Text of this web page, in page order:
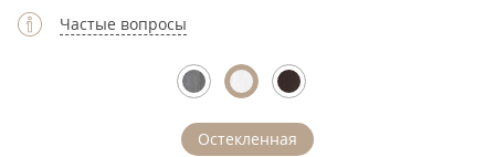
Частые вопросы
Остекленная